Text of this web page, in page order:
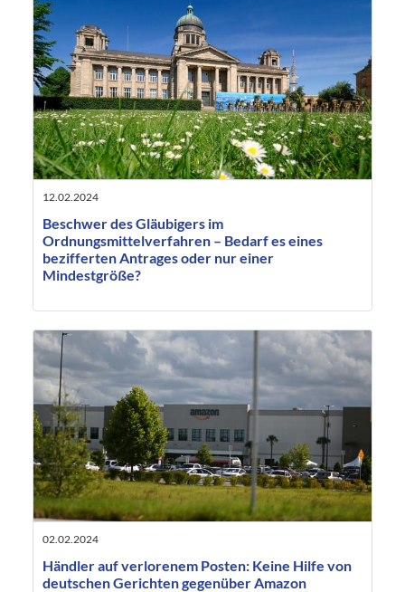
12.02.2024
Beschwer des Gläubigers im
Ordnungsmittelverfahren – Bedarf es eines
bezifferten Antrages oder nur einer
Mindestgröße?
02.02.2024
Händler auf verlorenem Posten: Keine Hilfe von
deutschen Gerichten gegenüber Amazon